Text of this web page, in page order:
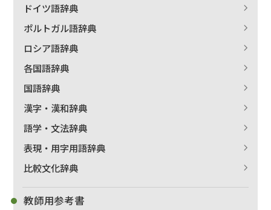
ドイツ語辞典
ポルトガル語辞典
ロシア語辞典
各国語辞典
国語辞典
漢字・漢和辞典
語学・文法辞典
表現・用字用語辞典
比較文化辞典
教師用参考書